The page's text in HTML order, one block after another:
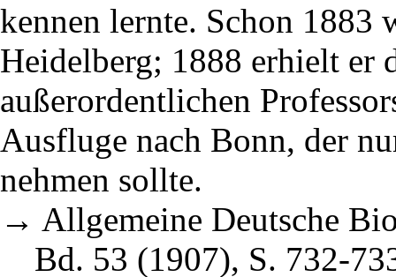
kennen lernte. Schon 1883
Heidelberg; 1888 erhielt er
außerordentlichen
Ausfluge nach Bonn, der
nehmen sollte.
→ Allgemeine Deutsche
Bd. 53 (1907), S. 732-